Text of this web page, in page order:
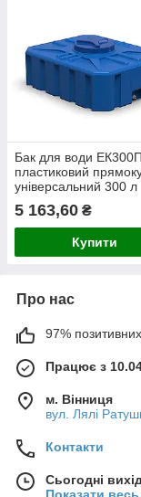
Бак для води ЕК300П
пластиковий
універсальний 300 л
5 163,60 ₴
Купити
Про нас
97% позитивних
Працює з
м. Вінниця
вул. Лялі
Контакти
Сьогодні